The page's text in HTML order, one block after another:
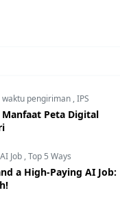
pengiriman ,IPS
Peta Digital
Job ,Top 5 Ways
a High-Paying AI Job: